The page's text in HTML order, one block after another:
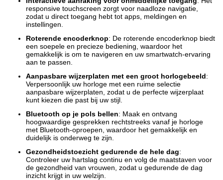
responsive touchscreen zorgt voor naadloze navigatie,
zodat u direct toegang hebt tot apps, meldingen en
instellingen.
Roterende encoderknop: De roterende encoderknop biedt
een soepele en precieze bediening, waardoor het
gemakkelijk is om te navigeren en uw smartwatch-ervaring
aan te passen.
Aanpasbare wijzerplaten met een groot horlogebeeld:
Verpersoonlijk uw horloge met een ruime selectie
aanpasbare wijzerplaten, zodat u de perfecte wijzerplaat
kunt kiezen die past bij uw stijl.
Bluetooth op je pols bellen: Maak en ontvang
hoogwaardige gesprekken rechtstreeks vanaf je horloge
met Bluetooth-oproepen, waardoor het gemakkelijk en
duidelijk is onderweg te zijn.
Gezondheidstoezicht gedurende de hele dag:
Controleer uw hartslag continu en volg de maatstaven voor
de gezondheid van vrouwen, zodat u gedurende de dag
inzicht krijgt in uw welzijn.